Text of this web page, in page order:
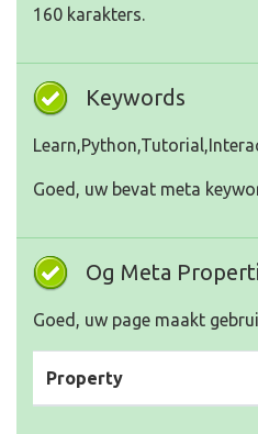
160 karakters.
Keywords
Goed, uw bevat meta
Og Meta
Goed, uw page maakt
Property